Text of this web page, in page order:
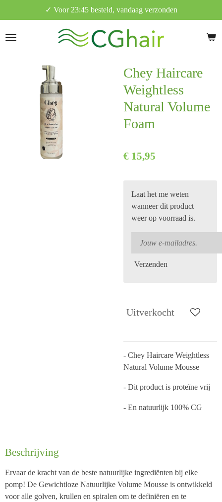
direct
naar
✓ Voor 23:45 besteld, vandaag verzonden
Chey Haircare
Weightless
Natural Volume
Foam
€ 15,95
Laat het me weten
wanneer dit product
weer op voorraad is.
Verzenden
Uitverkocht
- Chey Haircare Weightless
Natural Volume Mousse
- Dit product is proteïne vrij
- En natuurlijk 100% CG
Beschrijving
Ervaar de kracht van de beste natuurlijke ingrediënten bij elke
pomp! De Gewichtloze Natuurlijke Volume Mousse is ontwikkeld
voor alle golven, krullen en spiralen om te definiëren en te